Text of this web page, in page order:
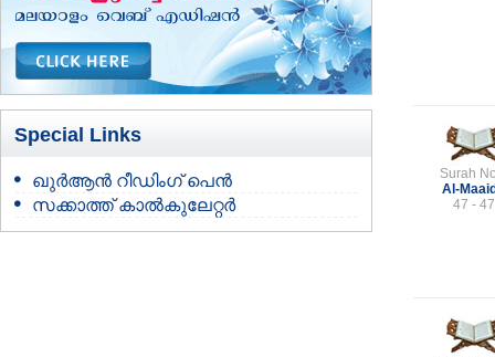
Special Links
ഖുർആൻ റീഡിംഗ് പെൻ
സക്കാത്ത് കാൽകുലേറ്റർ
Surah
Al-
47 - 47